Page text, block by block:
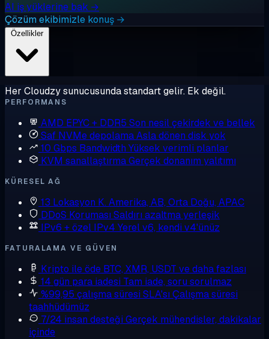
AI iş yüklerine bak →
Çözüm ekibimizle konuş →
Özellikler
Her Cloudzy sunucusunda standart gelir. Ek değil.
PERFORMANS
AMD EPYC + DDR5 Son nesil çekirdek ve bellek
Saf NVMe depolamaAsla dönen disk yok
10 Gbps Bandwidth Yüksek verimli planlar
KVM sanallaştırmaGerçek donanım yalıtımı
KÜRESEL AĞ
13 Lokasyon K. Amerika, AB, Orta Doğu, APAC
DDoS Koruması Saldırı azaltma yerleşik
IPv6 + özel IPv4 Yerel v6, kendi v4'ünüz
FATURALAMA VE GÜVEN
Kripto ile öde BTC, XMR, USDT ve daha fazlası
14 gün para iadesi Tam iade, soru sorulmaz
%99,95 çalışma süresi SLA'sı Çalışma süresi
taahhüdümüz
7/24 insan desteği Gerçek mühendisler, dakikalar
içinde